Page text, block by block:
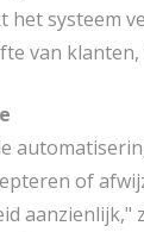
systeem
van
of